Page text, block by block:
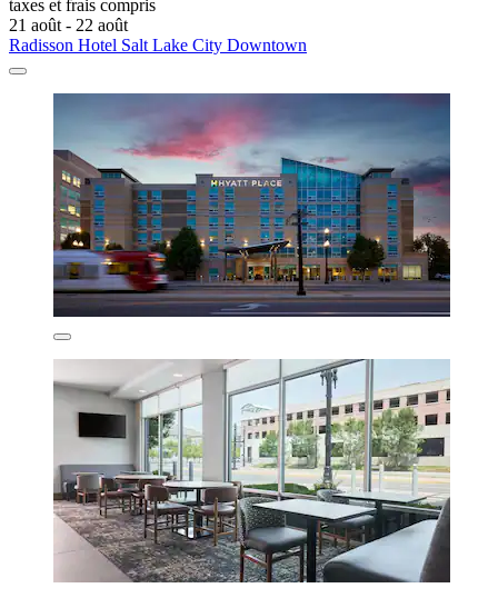
taxes et frais compris
21 août - 22 août
Radisson Hotel Salt Lake City Downtown